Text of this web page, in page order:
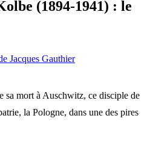
(1894-1941) : le
Jacques Gauthier
sa mort à Auschwitz, ce disciple de
la Pologne, dans une des pires